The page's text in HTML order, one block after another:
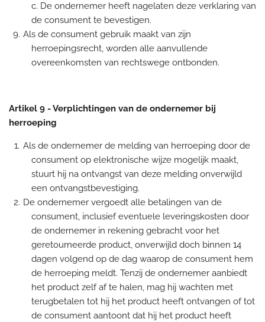
c. De ondernemer heeft nagelaten deze verklaring van
de consument te bevestigen.
Als de consument gebruik maakt van zijn
herroepingsrecht, worden alle aanvullende
overeenkomsten van rechtswege ontbonden.
Artikel 9 - Verplichtingen van de ondernemer bij
herroeping
Als de ondernemer de melding van herroeping door de
consument op elektronische wijze mogelijk maakt,
stuurt hij na ontvangst van deze melding onverwijld
een ontvangstbevestiging.
De ondernemer vergoedt alle betalingen van de
consument, inclusief eventuele leveringskosten door
de ondernemer in rekening gebracht voor het
geretourneerde product, onverwijld doch binnen 14
dagen volgend op de dag waarop de consument hem
de herroeping meldt. Tenzij de ondernemer aanbiedt
het product zelf af te halen, mag hij wachten met
terugbetalen tot hij het product heeft ontvangen of tot
de consument aantoont dat hij het product heeft